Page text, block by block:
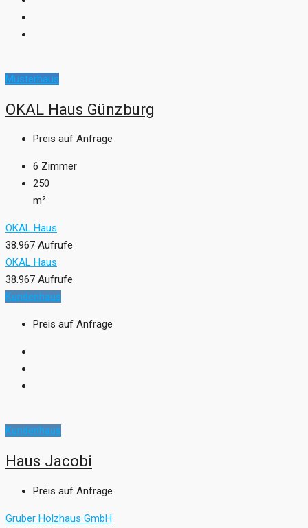
Musterhaus
OKAL Haus Günzburg
Preis auf Anfrage
6 Zimmer
250
m²
OKAL Haus
38.967 Aufrufe
OKAL Haus
38.967 Aufrufe
Kundenhaus
Preis auf Anfrage
Kundenhaus
Haus Jacobi
Preis auf Anfrage
Gruber Holzhaus GmbH